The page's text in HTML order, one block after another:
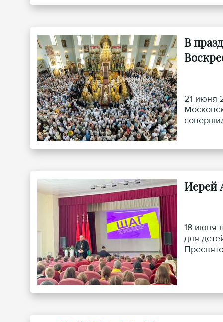
В
21 июня
Иерей
18 июня
для